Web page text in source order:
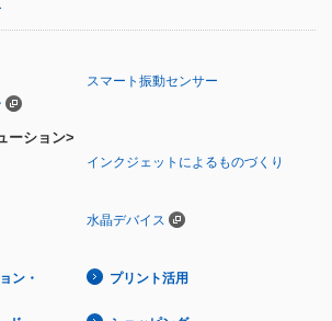
スマート振動センサー
ーション>
インクジェットによるものづくり
水晶デバイス
ン・
プリント活用